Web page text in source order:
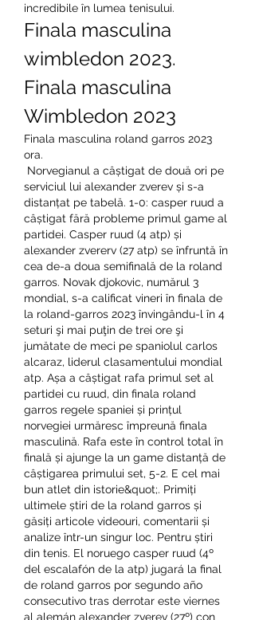
incredibile în lumea tenisului.
Finala masculina
wimbledon 2023.
Finala masculina
Wimbledon 2023
Finala masculina roland garros 2023
ora.
serviciul lui alexander zverev și s-a
distanțat pe tabelă. 1-0: casper ruud a
câștigat fără probleme primul game al
partidei. Casper ruud (4 atp) și
alexander zvererv (27 atp) se înfruntă în
cea de-a doua semifinală de la roland
garros. Novak djokovic, numărul 3
mondial, s-a calificat vineri în finala de
la roland-garros 2023 învingându-l în 4
seturi şi mai puţin de trei ore şi
jumătate de meci pe spaniolul carlos
alcaraz, liderul clasamentului mondial
atp. Așa a câștigat rafa primul set al
partidei cu ruud, din finala roland
garros regele spaniei și prințul
norvegiei urmăresc împreună finala
masculină. Rafa este în control total în
finală și ajunge la un game distanță de
câștigarea primului set, 5-2. E cel mai
bun atlet din istorie&quot;. Primiți
ultimele știri de la roland garros și
găsiți articole videouri, comentarii și
analize într-un singur loc. Pentru știri
din tenis. El noruego casper ruud (4º
del escalafón de la atp) jugará la final
de roland garros por segundo año
consecutivo tras derrotar este viernes
al alemán alexander zverev (27º) con